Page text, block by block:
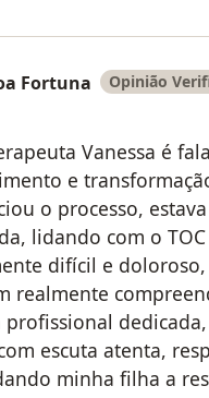
Fortuna Opinião
Vanessa é
e
o processo,
lidando com o
difícil e
realmente
profissional
escuta atenta,
minha filha a